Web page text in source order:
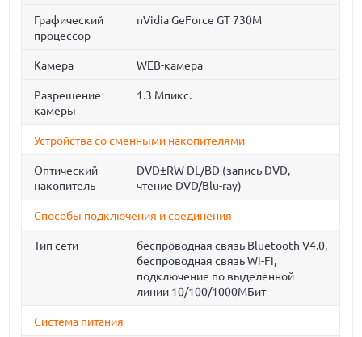
Графический
процессор
nVidia GeForce GT 730M
Камера WEB-камера
Разрешение
камеры
1.3 Мпикс.
Устройства со сменными накопителями
Оптический
накопитель
DVD±RW DL/BD (запись DVD,
чтение DVD/Blu-ray)
Способы подключения и соединения
Тип сети
беспроводная связь Bluetooth V4.0,
беспроводная связь Wi-Fi,
подключение по выделенной
линии 10/100/1000МБит
Система питания